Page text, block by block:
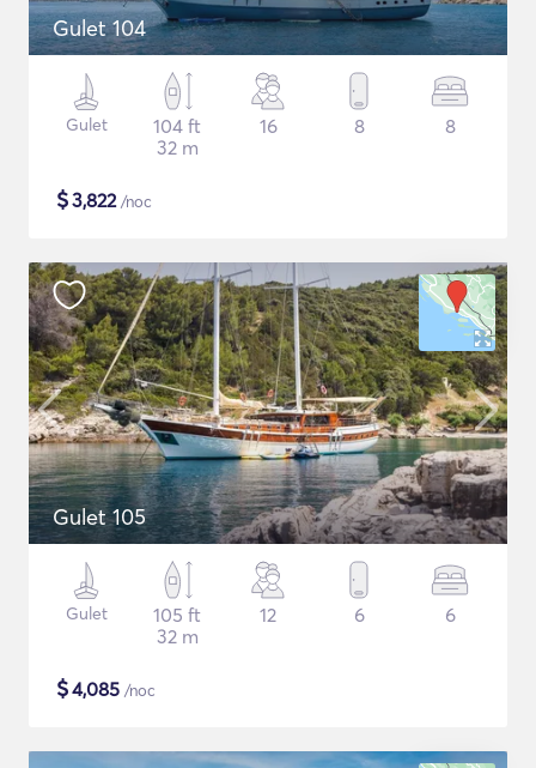
Gulet 104
Gulet
104 ft
32 m
16 8 8
$3,822/noc
Gulet 105
Gulet
105 ft
32 m
12 6 6
$4,085 /noc